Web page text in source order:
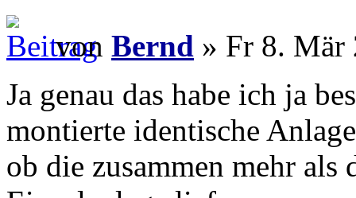
von Bernd » Fr 8. Mär
Ja genau das habe ich ja
montierte identische
ob die zusammen mehr als